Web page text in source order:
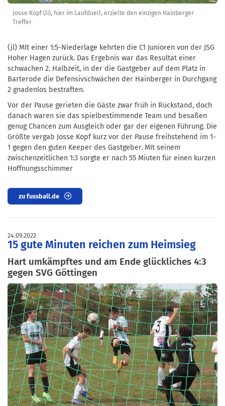
Josse Kopf (li), hier im Laufduell, erzielte den einzigen Hainberger
Treffer
(jl) MIt einer 1:5-Niederlage kehrten die C1 Junioren von der JSG
Hoher Hagen zurück. Das Ergebnis war das Resultat einer
schwachen 2. Halbzeit, in der die Gastgeber auf dem Platz in
Barterode die Defensivschwächen der Hainberger in Durchgang
2 gnadenlos bestraften.
Vor der Pause gerieten die Gäste zwar früh in Rückstand, doch
danach waren sie das spielbestimmende Team und besaßen
genug Chancen zum Ausgleich oder gar der eigenen Führung. Die
Größte vergab Josse Kopf kurz vor der Pause freihstehend im 1-
1 gegen den guten Keeper des Gastgeber. MIt seinem
zwischenzeitlichen 1:3 sorgte er nach 55 Miuten für einen kurzen
Hoffnungsschimmer
zu fussball.de
24.09.2022
15 gute Minuten reichen zum Heimsieg
Hart umkämpftes und am Ende glückliches 4:3
gegen SVG Göttingen